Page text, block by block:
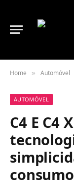
Home » Automóvel
AUTOMÓVEL
C4 E C4